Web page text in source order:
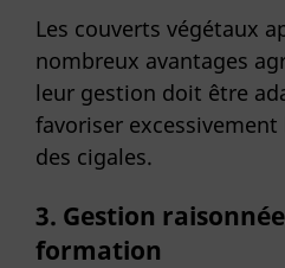
Les couverts végétaux
nombreux avantages
leur gestion doit être
favoriser
des cigales.
3. Gestion
formation